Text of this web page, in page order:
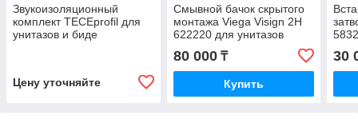
Звукоизоляционный
комплект TECEprofil для
унитазов и биде
Цену уточняйте
Смывной бачок скрытого
монтажа Viega Visign 2H
622220 для унитазов
80 000₸
Купить
30